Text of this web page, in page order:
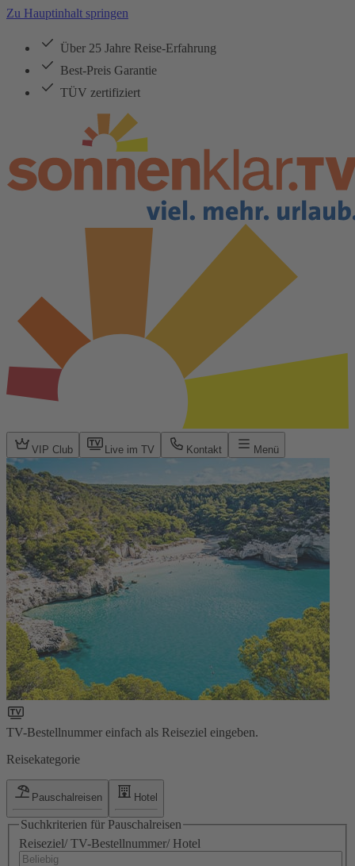
Zu Hauptinhalt springen
Über 25 Jahre Reise-Erfahrung
Best-Preis Garantie
TÜV zertifiziert
VIP Club Live im TV Kontakt Menü
TV-Bestellnummer einfach als Reiseziel eingeben.
Reisekategorie
Pauschalreisen Hotel
Suchkriterien für Pauschalreisen
Reiseziel/ TV-Bestellnummer/ Hotel